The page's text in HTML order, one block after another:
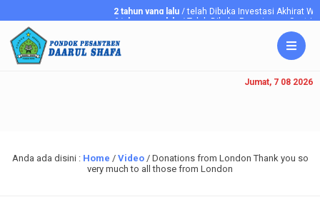
2 tahun yang lalu/ telah Dibuka Investasi Akhirat WAKAF
6 tahun yang lalu/ Telah Dibuka Penerimaan
Jumat, 7 08 2026
Anda ada disini : Home / Video/ Donations from London Thank you so
very much to all those from London